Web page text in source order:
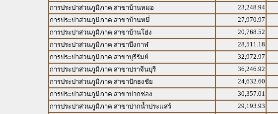
การประปาส่วนภูมิภาค สาขาบ้านหมอ
23,248.94
การประปาส่วนภูมิภาค สาขาบ้านหมี่
27,970.97
การประปาส่วนภูมิภาค สาขาบ้านโฮ่ง
20,768.52
การประปาส่วนภูมิภาค สาขาบึงกาฬ
28,511.18
การประปาส่วนภูมิภาค สาขาบุรีรัมย์
32,972.97
การประปาส่วนภูมิภาค สาขาปราจีนบุรี
36,246.92
การประปาส่วนภูมิภาค สาขาปักธงชัย
24,632.60
การประปาส่วนภูมิภาค สาขาปากช่อง
30,357.01
การประปาส่วนภูมิภาค สาขาปากน้ำประแสร์
29,193.93